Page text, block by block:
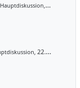
Hauptdiskussion,28. Jul 9:33
22. Jul 16:06 Uhr